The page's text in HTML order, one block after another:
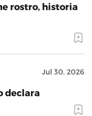
rostro, historia
Jul 30, 2026
declara